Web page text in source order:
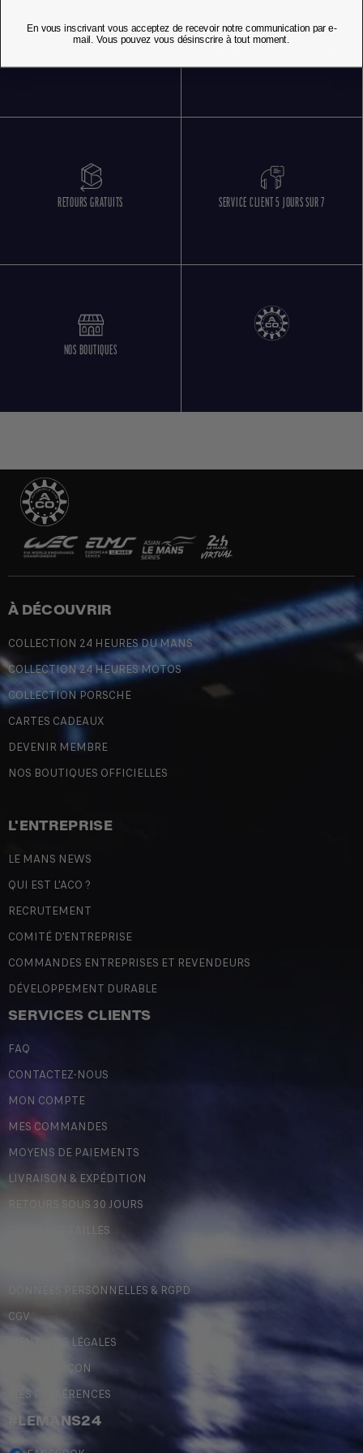
RETOURS GRATUITS SERVICE CLIENT 5 JOURS SUR 7
NOS BOUTIQUES
À DÉCOUVRIR
COLLECTION 24 HEURES DU MANS
COLLECTION 24 HEURES MOTOS
COLLECTION PORSCHE
CARTES CADEAUX
DEVENIR MEMBRE
NOS BOUTIQUES OFFICIELLES
L'ENTREPRISE
LE MANS NEWS
QUI EST L'ACO ?
RECRUTEMENT
COMITÉ D'ENTREPRISE
COMMANDES ENTREPRISES ET REVENDEURS
DÉVELOPPEMENT DURABLE
SERVICES CLIENTS
FAQ
CONTACTEZ-NOUS
MON COMPTE
MES COMMANDES
MOYENS DE PAIEMENTS
LIVRAISON & EXPÉDITION
RETOURS SOUS 30 JOURS
GUIDE DES TAILLES
DONNÉES PERSONNELLES & RGPD
CGV
MENTIONS LÉGALES
CONTREFAÇON
MES PRÉFÉRENCES
#LEMANS24
En vous inscrivant vous acceptez de recevoir notre communication par e-
mail. Vous pouvez vous désinscrire à tout moment.